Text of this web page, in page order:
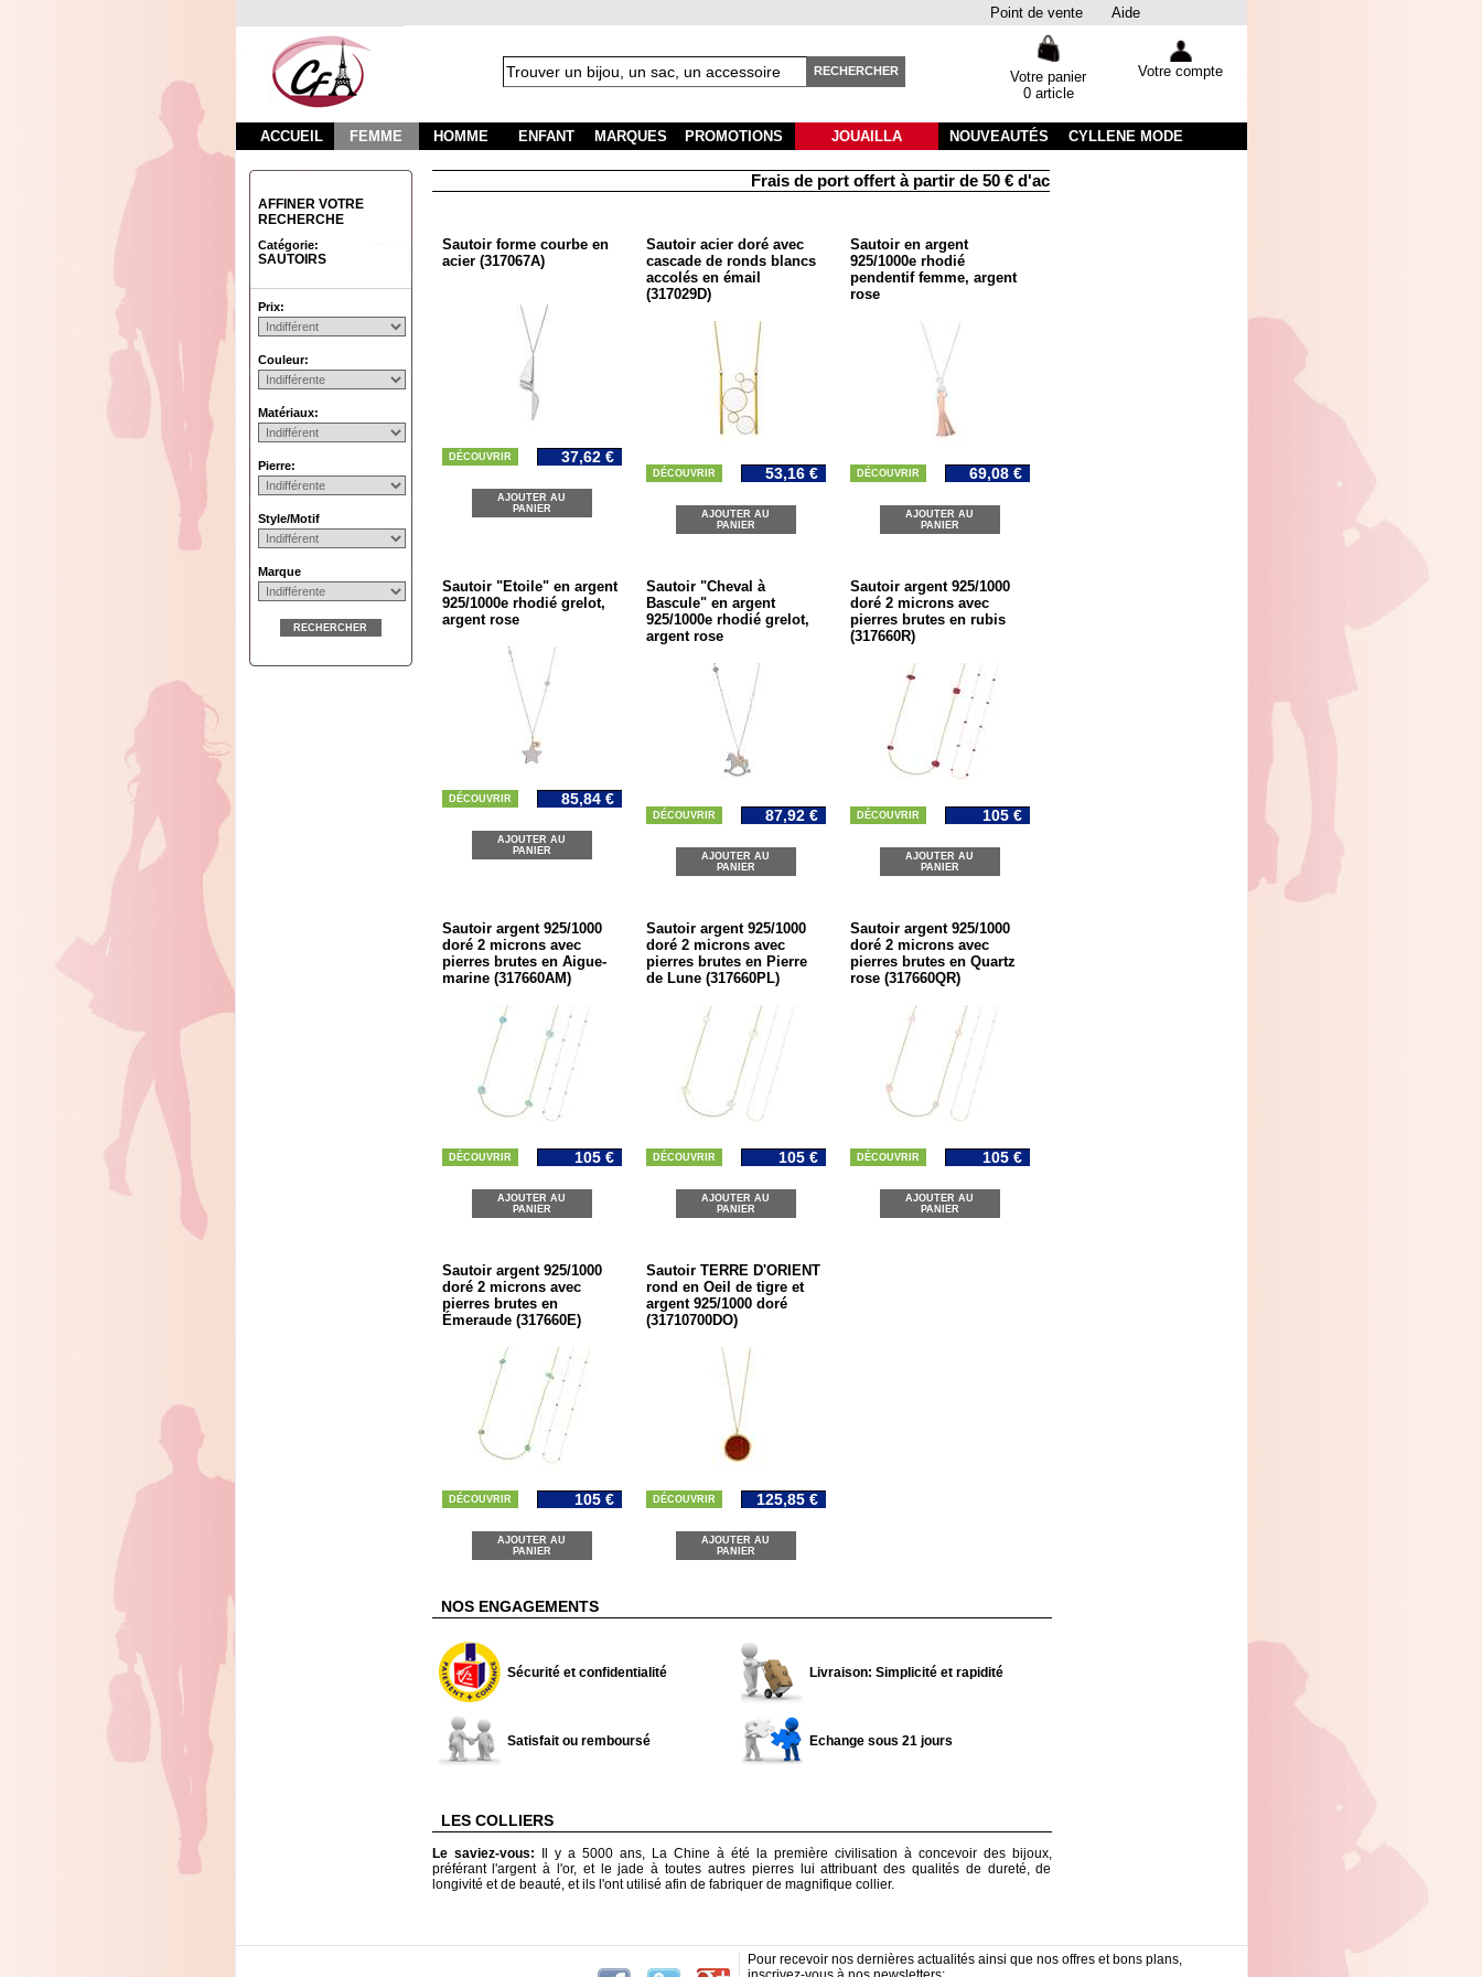
Point de vente Aide
RECHERCHER
Votre panier
0 article
Votre compte
ACCUEIL FEMME HOMME ENFANT MARQUES PROMOTIONS JOUAILLA NOUVEAUTÉS CYLLENE MODE
AFFINER VOTRE
RECHERCHE
Catégorie:
SAUTOIRS
Prix:
Couleur:
Matériaux:
Pierre:
Style/Motif
Marque
RECHERCHER
Frais de port offert à partir de 50 € d'achats
Sautoir forme courbe en
acier (317067A)
DÉCOUVRIR 37,62 €
AJOUTER AU
PANIER
Sautoir acier doré avec
cascade de ronds blancs
accolés en émail
(317029D)
DÉCOUVRIR 53,16 €
AJOUTER AU
PANIER
Sautoir en argent
925/1000e rhodié
pendentif femme, argent
rose
DÉCOUVRIR 69,08 €
AJOUTER AU
PANIER
Sautoir "Etoile" en argent
925/1000e rhodié grelot,
argent rose
DÉCOUVRIR 85,84 €
AJOUTER AU
PANIER
Sautoir "Cheval à
Bascule" en argent
925/1000e rhodié grelot,
argent rose
DÉCOUVRIR 87,92 €
AJOUTER AU
PANIER
Sautoir argent 925/1000
doré 2 microns avec
pierres brutes en rubis
(317660R)
DÉCOUVRIR 105 €
AJOUTER AU
PANIER
Sautoir argent 925/1000
doré 2 microns avec
pierres brutes en Aigue-
marine (317660AM)
DÉCOUVRIR 105 €
AJOUTER AU
PANIER
Sautoir argent 925/1000
doré 2 microns avec
pierres brutes en Pierre
de Lune (317660PL)
DÉCOUVRIR 105 €
AJOUTER AU
PANIER
Sautoir argent 925/1000
doré 2 microns avec
pierres brutes en Quartz
rose (317660QR)
DÉCOUVRIR 105 €
AJOUTER AU
PANIER
Sautoir argent 925/1000
doré 2 microns avec
pierres brutes en
Émeraude (317660E)
DÉCOUVRIR 105 €
AJOUTER AU
PANIER
Sautoir TERRE D'ORIENT
rond en Oeil de tigre et
argent 925/1000 doré
(31710700DO)
DÉCOUVRIR 125,85 €
AJOUTER AU
PANIER
NOS ENGAGEMENTS
Sécurité et confidentialité Livraison: Simplicité et rapidité
Satisfait ou remboursé Echange sous 21 jours
LES COLLIERS
Le saviez-vous:
Il y a 5000 ans, La Chine à été la première civilisation à concevoir des bijoux,
préférant l'argent à l'or, et le jade à toutes autres pierres lui attribuant des qualités de dureté, de
longivité et de beauté, et ils l'ont utilisé afin de fabriquer de magnifique collier.
Pour recevoir nos dernières actualités ainsi que nos offres et bons plans,